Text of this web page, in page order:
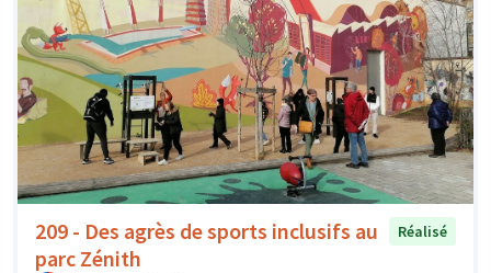
209 - Des agrès de sports inclusifs au
parc Zénith
Réalisé